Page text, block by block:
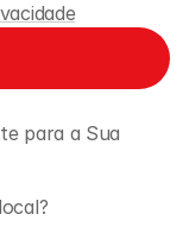
para a Sua